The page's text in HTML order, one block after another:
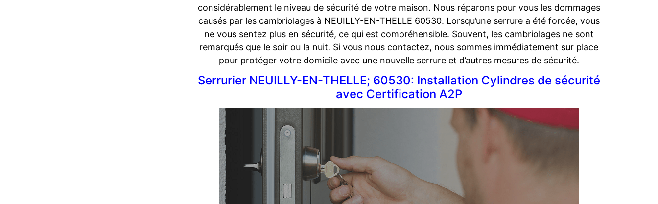
considérablement le niveau de sécurité de votre maison. Nous réparons pour vous les dommages
causés par les cambriolages à NEUILLY-EN-THELLE 60530. Lorsqu’une serrure a été forcée, vous
ne vous sentez plus en sécurité, ce qui est compréhensible. Souvent, les cambriolages ne sont
remarqués que le soir ou la nuit. Si vous nous contactez, nous sommes immédiatement sur place
pour protéger votre domicile avec une nouvelle serrure et d’autres mesures de sécurité.
Serrurier NEUILLY-EN-THELLE; 60530: Installation Cylindres de sécurité
avec Certification A2P